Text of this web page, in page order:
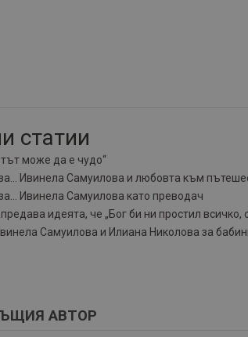
статии
може да е чудо“
Ивинела Самуилова и любовта към
Ивинела Самуилова като преводач
идеята, че „Бог би ни простил
Самуилова и Илиана Николова за
АВТОР